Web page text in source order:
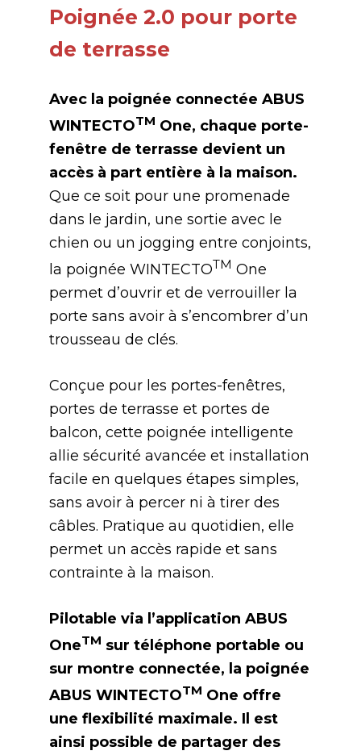
Poignée 2.0 pour porte
de terrasse
Avec la poignée connectée ABUS
WINTECTOTM One, chaque porte-
fenêtre de terrasse devient un
accès à part entière à la maison.
Que ce soit pour une promenade
dans le jardin, une sortie avec le
chien ou un jogging entre conjoints,
la poignée WINTECTOTM One
permet d’ouvrir et de verrouiller la
porte sans avoir à s’encombrer d’un
trousseau de clés.
Conçue pour les portes-fenêtres,
portes de terrasse et portes de
balcon, cette poignée intelligente
allie sécurité avancée et installation
facile en quelques étapes simples,
sans avoir à percer ni à tirer des
câbles. Pratique au quotidien, elle
permet un accès rapide et sans
contrainte à la maison.
Pilotable via l’application ABUS
OneTM sur téléphone portable ou
sur montre connectée, la poignée
ABUS WINTECTOTM One offre
une flexibilité maximale. Il est
ainsi possible de partager des